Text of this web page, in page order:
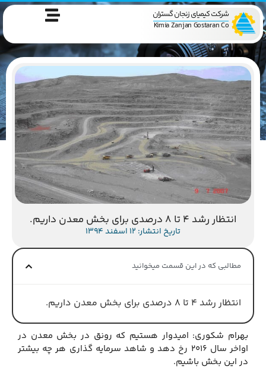
شرکت کیمیای زنجان گستران
Kimia Zanjan Gostaran Co
انتظار رشد 4 تا 8 درصدی برای بخش معدن داریم.
تاریخ انتشار: 12 اسفند 1394
مطالبی که در این قسمت میخوانید
انتظار رشد 4 تا 8 درصدی برای بخش معدن داریم.
بهرام شکوری: امیدوار هستیم که رونق در بخش معدن در
اواخر سال 2016 رخ دهد و شاهد سرمایه گذاری هر چه بیشتر
در این بخش باشیم.